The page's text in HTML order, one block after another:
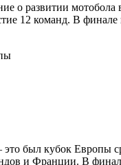
о развитии
12 команд. В
был кубок
и Франции. В